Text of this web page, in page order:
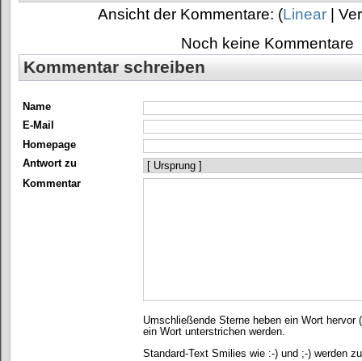
Ansicht der Kommentare: (Linear|
Noch keine Kommentare
Kommentar schreiben
Name
E-Mail
Homepage
Antwort zu
Kommentar
Umschließende Sterne heben ein Wort hervor
ein Wort unterstrichen werden.
Standard-Text Smilies wie :-) und ;-) werden